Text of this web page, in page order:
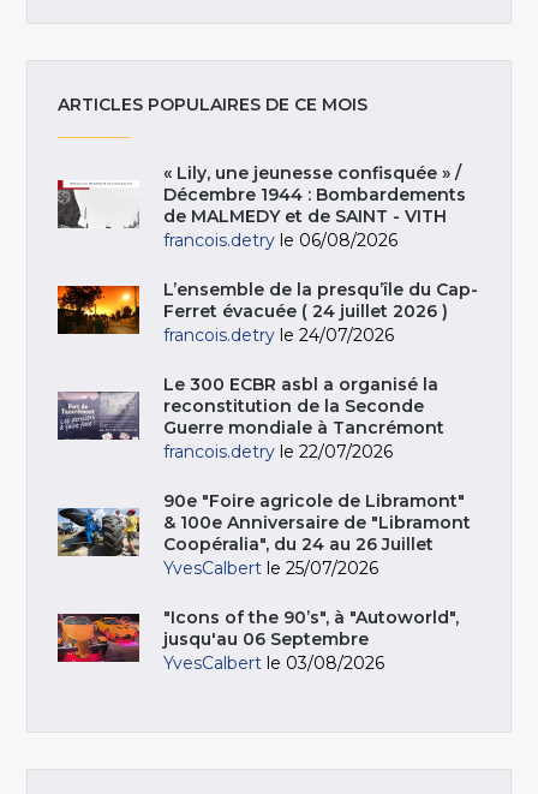
ARTICLES POPULAIRES DE CE MOIS
« Lily, une jeunesse confisquée » /
Décembre 1944 : Bombardements
de MALMEDY et de SAINT - VITH
francois.detry le 06/08/2026
L’ensemble de la presqu’île du Cap-
Ferret évacuée ( 24 juillet 2026 )
francois.detry le 24/07/2026
Le 300 ECBR asbl a organisé la
reconstitution de la Seconde
Guerre mondiale à Tancrémont
francois.detry le 22/07/2026
90e "Foire agricole de Libramont"
& 100e Anniversaire de "Libramont
Coopéralia", du 24 au 26 Juillet
YvesCalbert le 25/07/2026
"Icons of the 90’s", à "Autoworld",
jusqu'au 06 Septembre
YvesCalbert le 03/08/2026